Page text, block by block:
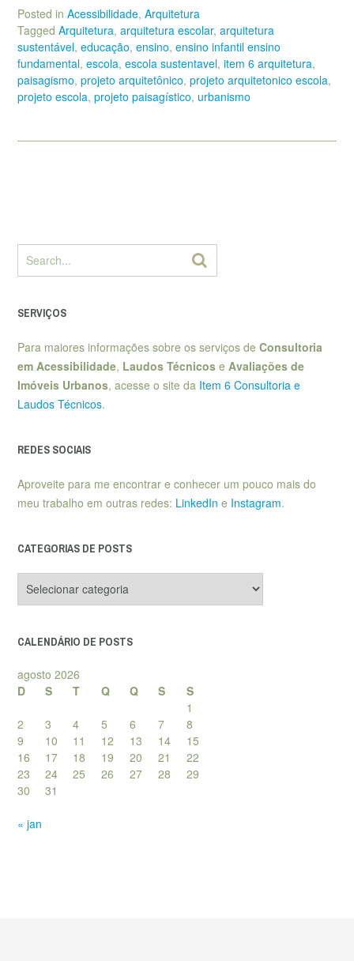
Posted in Acessibilidade, Arquitetura
Tagged Arquitetura, arquitetura escolar, arquitetura
sustentável, educação, ensino, ensino infantil ensino
fundamental, escola, escola sustentavel, item 6 arquitetura,
paisagismo, projeto arquitetônico, projeto arquitetonico escola,
projeto escola, projeto paisagístico, urbanismo
SERVIÇOS
Para maiores informações sobre os serviços de Consultoria
em Acessibilidade, Laudos Técnicos e Avaliações de
Imóveis Urbanos, acesse o site da Item 6 Consultoria e
Laudos Técnicos.
REDES SOCIAIS
Aproveite para me encontrar e conhecer um pouco mais do
meu trabalho em outras redes: LinkedIn e Instagram.
CATEGORIAS DE POSTS
de
CALENDÁRIO DE POSTS
agosto 2026
D
S T Q Q S
S
1
2
3 4 5 6 7
8
9
10 11 12 13 14
15
16
17 18 19 20 21
22
23
24 25 26 27 28
29
30
31
« jan